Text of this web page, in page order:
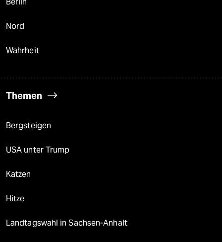
Nord
Wahrheit
Themen
Bergsteigen
USA unter Trump
Katzen
Hitze
Landtagswahl in Sachsen-Anhalt